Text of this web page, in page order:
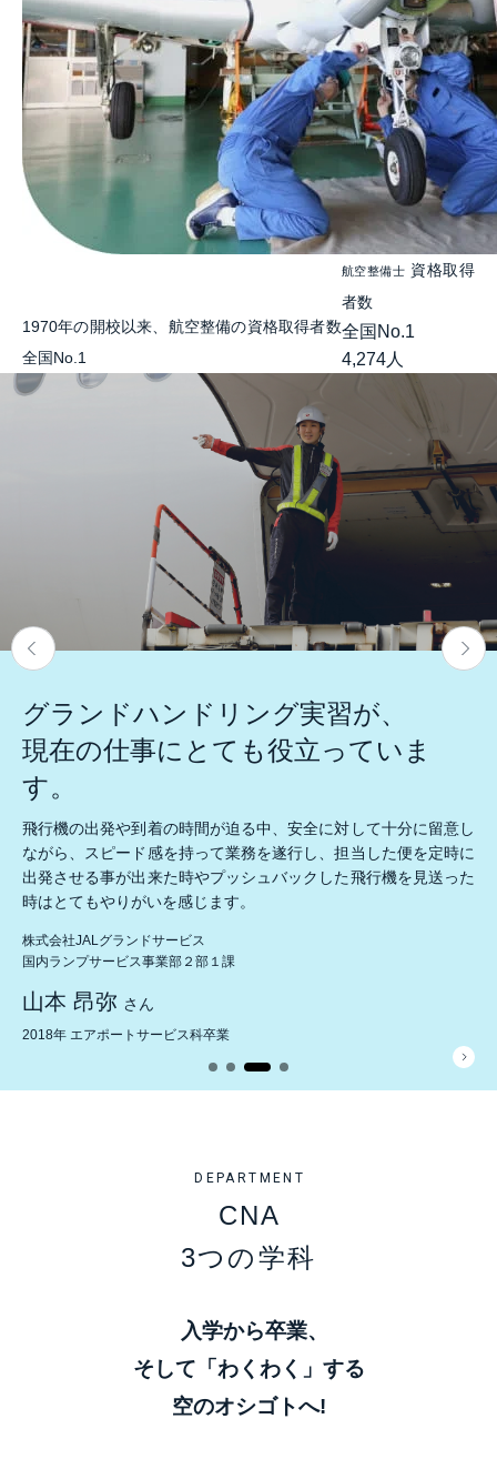
1970年の開校以来、航空整備の資格取得者数
全国No.1
航空整備士 資格取得
者数
全国No.1
4,274人
グランドハンドリング実習が、
現在の仕事にとても役立っていま
す。
飛行機の出発や到着の時間が迫る中、安全に対して十分に留意し
ながら、スピード感を持って業務を遂行し、担当した便を定時に
出発させる事が出来た時やプッシュバックした飛行機を見送った
時はとてもやりがいを感じます。
株式会社JALグランドサービス
国内ランプサービス事業部２部１課
山本 昂弥 さん
2018年 エアポートサービス科卒業
DEPARTMENT
CNA
3つの学科
入学から卒業、
そして「わくわく」する
空のオシゴトへ!